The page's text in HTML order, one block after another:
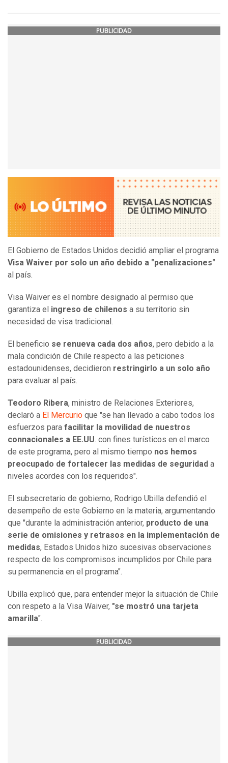
PUBLICIDAD
El Gobierno de Estados Unidos decidió ampliar el programa
Visa Waiver por solo un año debido a "penalizaciones"
al país.
Visa Waiver es el nombre designado al permiso que
garantiza el ingreso de chilenos a su territorio sin
necesidad de visa tradicional.
El beneficio se renueva cada dos años, pero debido a la
mala condición de Chile respecto a las peticiones
estadounidenses, decidieron restringirlo a un solo año
para evaluar al país.
Teodoro Ribera, ministro de Relaciones Exteriores,
declaró a El Mercurio que "se han llevado a cabo todos los
esfuerzos para facilitar la movilidad de nuestros
connacionales a EE.UU. con fines turísticos en el marco
de este programa, pero al mismo tiempo nos hemos
preocupado de fortalecer las medidas de seguridad a
niveles acordes con los requeridos".
El subsecretario de gobierno, Rodrigo Ubilla defendió el
desempeño de este Gobierno en la materia, argumentando
que "durante la administración anterior, producto de una
serie de omisiones y retrasos en la implementación de
medidas, Estados Unidos hizo sucesivas observaciones
respecto de los compromisos incumplidos por Chile para
su permanencia en el programa".
Ubilla explicó que, para entender mejor la situación de Chile
con respeto a la Visa Waiver, "se mostró una tarjeta
amarilla".
PUBLICIDAD